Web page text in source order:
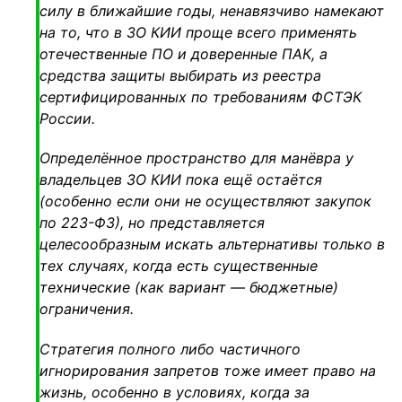
силу в ближайшие годы, ненавязчиво намекают
на то, что в ЗО КИИ проще всего применять
отечественные ПО и доверенные ПАК, а
средства защиты выбирать из реестра
сертифицированных по требованиям ФСТЭК
России.
Определённое пространство для манёвра у
владельцев ЗО КИИ пока ещё остаётся
(особенно если они не осуществляют закупок
по 223-ФЗ), но представляется
целесообразным искать альтернативы только в
тех случаях, когда есть существенные
технические (как вариант — бюджетные)
ограничения.
Стратегия полного либо частичного
игнорирования запретов тоже имеет право на
жизнь, особенно в условиях, когда за